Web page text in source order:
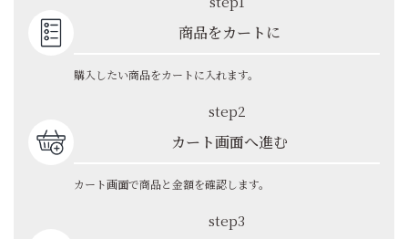
商品をカートに
購入したい商品をカートに入れます。
step2
カート画面へ進む
カート画面で商品と金額を確認します。
step3